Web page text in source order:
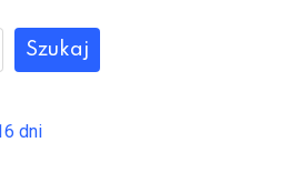
Szukaj
dni